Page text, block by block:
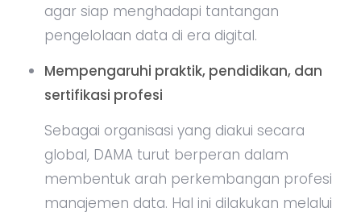
agar siap menghadapi tantangan
pengelolaan data di era digital.
Mempengaruhi praktik, pendidikan, dan
sertifikasi profesi
Sebagai organisasi yang diakui secara
global, DAMA turut berperan dalam
membentuk arah perkembangan profesi
manajemen data. Hal ini dilakukan melalui